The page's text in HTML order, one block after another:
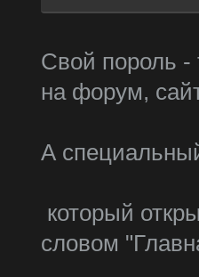
Свой пороль -
на форум,
А
который
словом